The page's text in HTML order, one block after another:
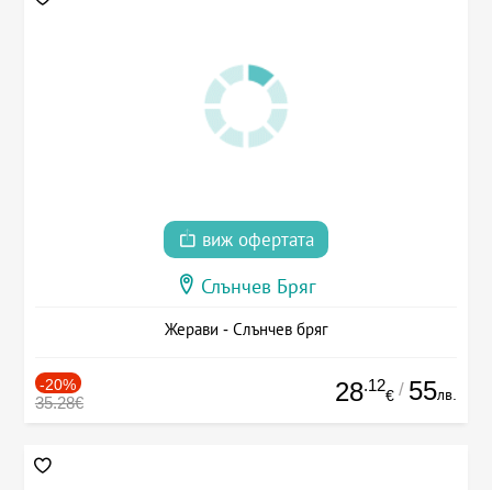
виж офертата
Слънчев Бряг
Жерави - Слънчев бряг
-20%
35.28€ 28.12
€ / 55лв.